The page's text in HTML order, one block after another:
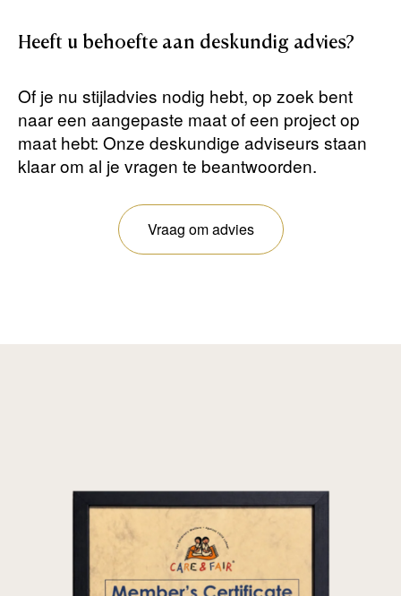
Heeft u behoefte aan deskundig advies?
Of je nu stijladvies nodig hebt, op zoek bent
naar een aangepaste maat of een project op
maat hebt: Onze deskundige adviseurs staan ​​
klaar om al je vragen te beantwoorden.
Vraag om advies